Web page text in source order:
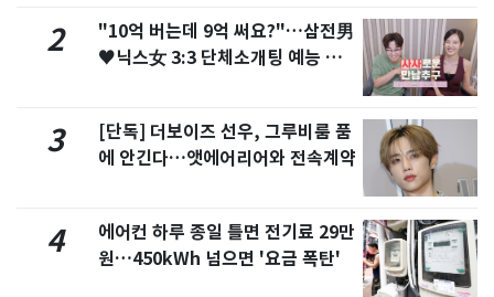
2
"10억 버는데 9억 써요?"…삼전男
♥닉스女 3:3 단체소개팅 예능 화
3
[단독] 더보이즈 선우, 그루비룸 품
에 안긴다…앳에어리어와 전속계약
4
에어컨 하루 종일 틀면 전기료 29만
원…450kWh 넘으면 '요금 폭탄'